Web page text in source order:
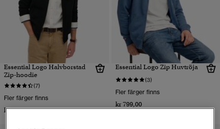
Essential Logo Halvborstad
Zip-hoodie
(7)
Fler färger finns
kr 799,00
Essential Logo Zip Huvtröja
(3)
Fler färger finns
kr 799,00